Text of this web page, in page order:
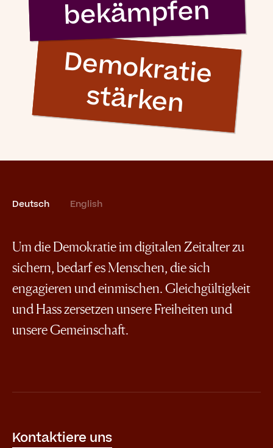
bekämpfen
D
e
m
o
k
ra
tie
stä
rk
e
n
Deutsch English
Um die Demokratie im digitalen Zeitalter zu
sichern, bedarf es Menschen, die sich
engagieren und einmischen. Gleichgültigkeit
und Hass zersetzen unsere Freiheiten und
unsere Gemeinschaft.
Kontaktiere uns